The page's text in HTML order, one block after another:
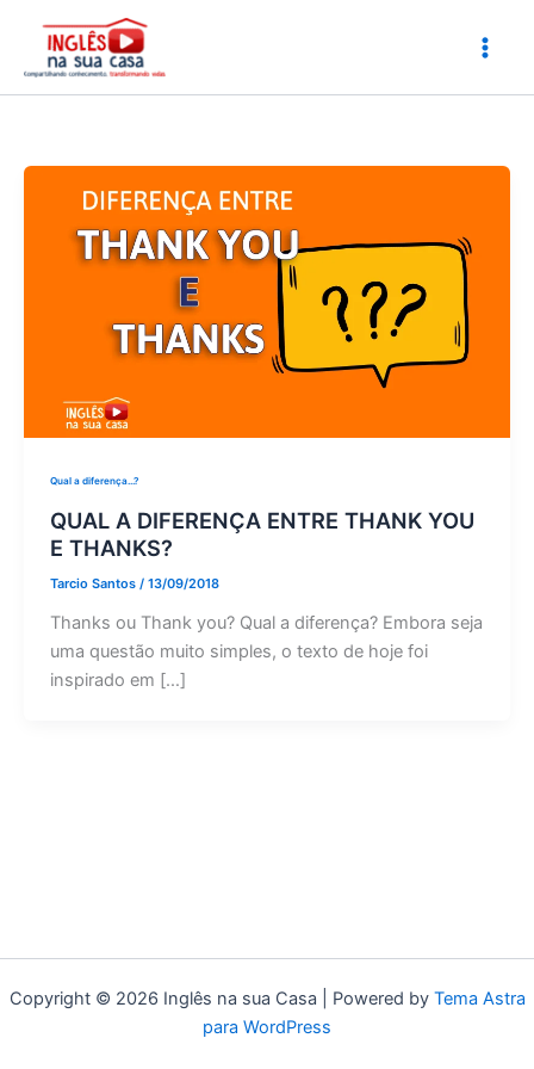
conteúdo
Qual a diferença...?
QUAL A DIFERENÇA ENTRE THANK YOU
E THANKS?
Tarcio Santos / 13/09/2018
Thanks ou Thank you? Qual a diferença? Embora seja
uma questão muito simples, o texto de hoje foi
inspirado em […]
Copyright © 2026 Inglês na sua Casa | Powered by Tema Astra
para WordPress